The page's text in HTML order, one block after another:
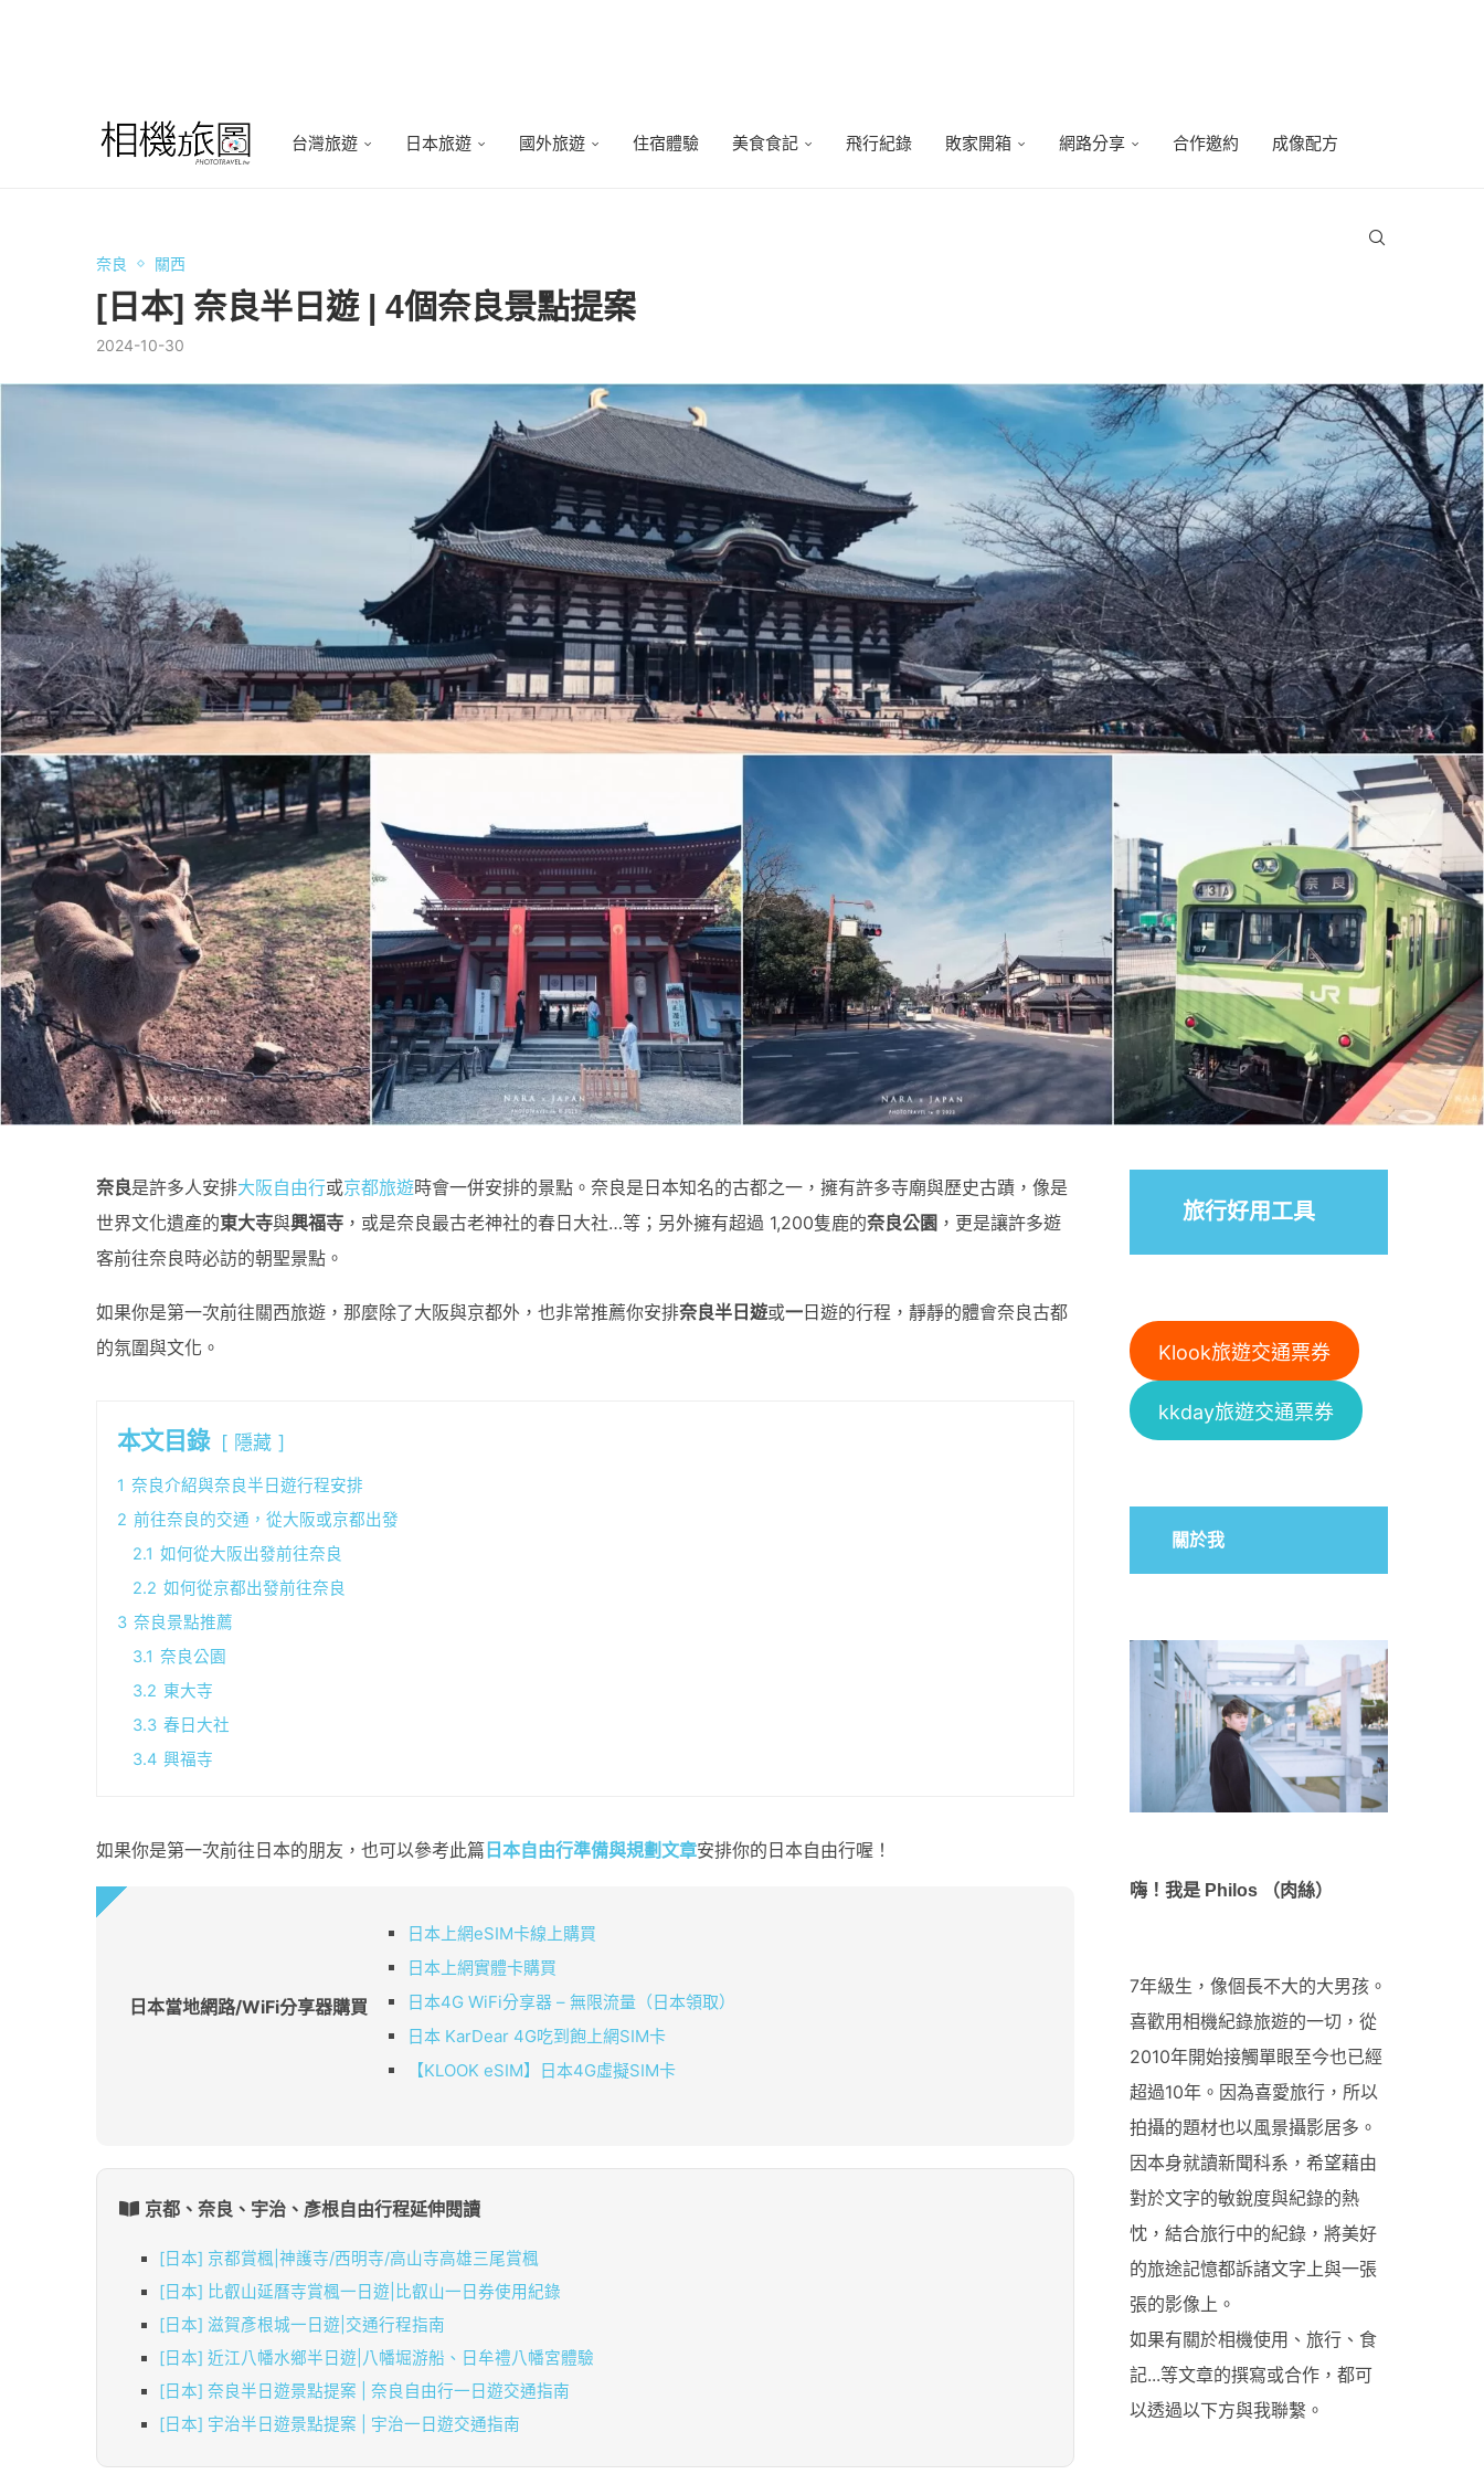
台灣旅遊 日本旅遊 國外旅遊 住宿體驗 美食食記 飛行紀錄 敗家開箱 網路分享 合作邀約 成像配方
奈良 關西
[日本] 奈良半日遊 | 4個奈良景點提案
2024-10-30
奈良是許多人安排大阪自由行或京都旅遊時會一併安排的景點。奈良是日本知名的古都之一，擁有許多寺廟與歷史古蹟，像是
世界文化遺產的東大寺與興福寺 ，或是奈良最古老神社的春日大社…等；另外擁有超過 1,200隻鹿的奈良公園 ，更是讓許多遊
客前往奈良時必訪的朝聖景點。
如果你是第一次前往關西旅遊，那麼除了大阪與京都外，也非常推薦你安排奈良半日遊或一 日遊的行程，靜靜的體會奈良古都
的氛圍與文化。
本文目錄 隱藏
1 奈良介紹與奈良半日遊行程安排
2 前往奈良的交通，從大阪或京都出發
2.1 如何從大阪出發前往奈良
2.2 如何從京都出發前往奈良
3 奈良景點推薦
3.1 奈良公園
3.2 東大寺
3.3 春日大社
3.4 興福寺
如果你是第一次前往日本的朋友，也可以參考此篇 日本自由行準備與規劃文章安排你的日本自由行喔！
日本當地網路/WiFi分享器購買
日本上網eSIM卡線上購買
日本上網實體卡購買
日本4G WiFi分享器 – 無限流量（日本領取）
日本 KarDear 4G吃到飽上網SIM卡
【KLOOK eSIM】日本4G虛擬SIM卡
京都、奈良、宇治、彥根自由行程延伸閱讀
[日本] 京都賞楓|神護寺/西明寺/高山寺高雄三尾賞楓
[日本] 比叡山延曆寺賞楓一日遊|比叡山一日券使用紀錄
[日本] 滋賀彥根城一日遊|交通行程指南
[日本] 近江八幡水鄉半日遊|八幡堀游船、日牟禮八幡宮體驗
[日本] 奈良半日遊景點提案 | 奈良自由行一日遊交通指南
[日本] 宇治半日遊景點提案 | 宇治一日遊交通指南
旅行好用工具
Klook旅遊交通票券
kkday旅遊交通票券
關於我
嗨！我是 Philos （肉絲）
7年級生，像個長不大的大男孩。
喜歡用相機紀錄旅遊的一切，從
2010年開始接觸單眼至今也已經
超過10年。因為喜愛旅行，所以
拍攝的題材也以風景攝影居多。
因本身就讀新聞科系，希望藉由
對於文字的敏銳度與紀錄的熱
忱，結合旅行中的紀錄，將美好
的旅途記憶都訴諸文字上與一張
張的影像上。
如果有關於相機使用、旅行、食
記...等文章的撰寫或合作，都可
以透過以下方與我聯繫。